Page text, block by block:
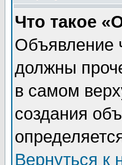
Что такое
Объявление
должны
в самом
создания
Вернуться к